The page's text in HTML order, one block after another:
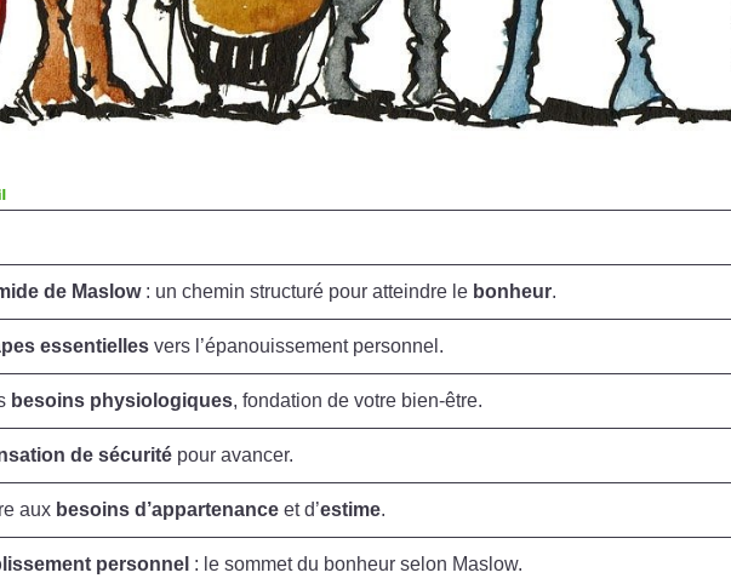
de Maslow: un chemin structuré pour atteindre le bonheur.
essentielles vers l’épanouissement personnel.
besoins physiologiques, fondation de votre bien-être.
de sécurité pour avancer.
aux besoins d’appartenance et d’estime.
personnel : le sommet du bonheur selon Maslow.